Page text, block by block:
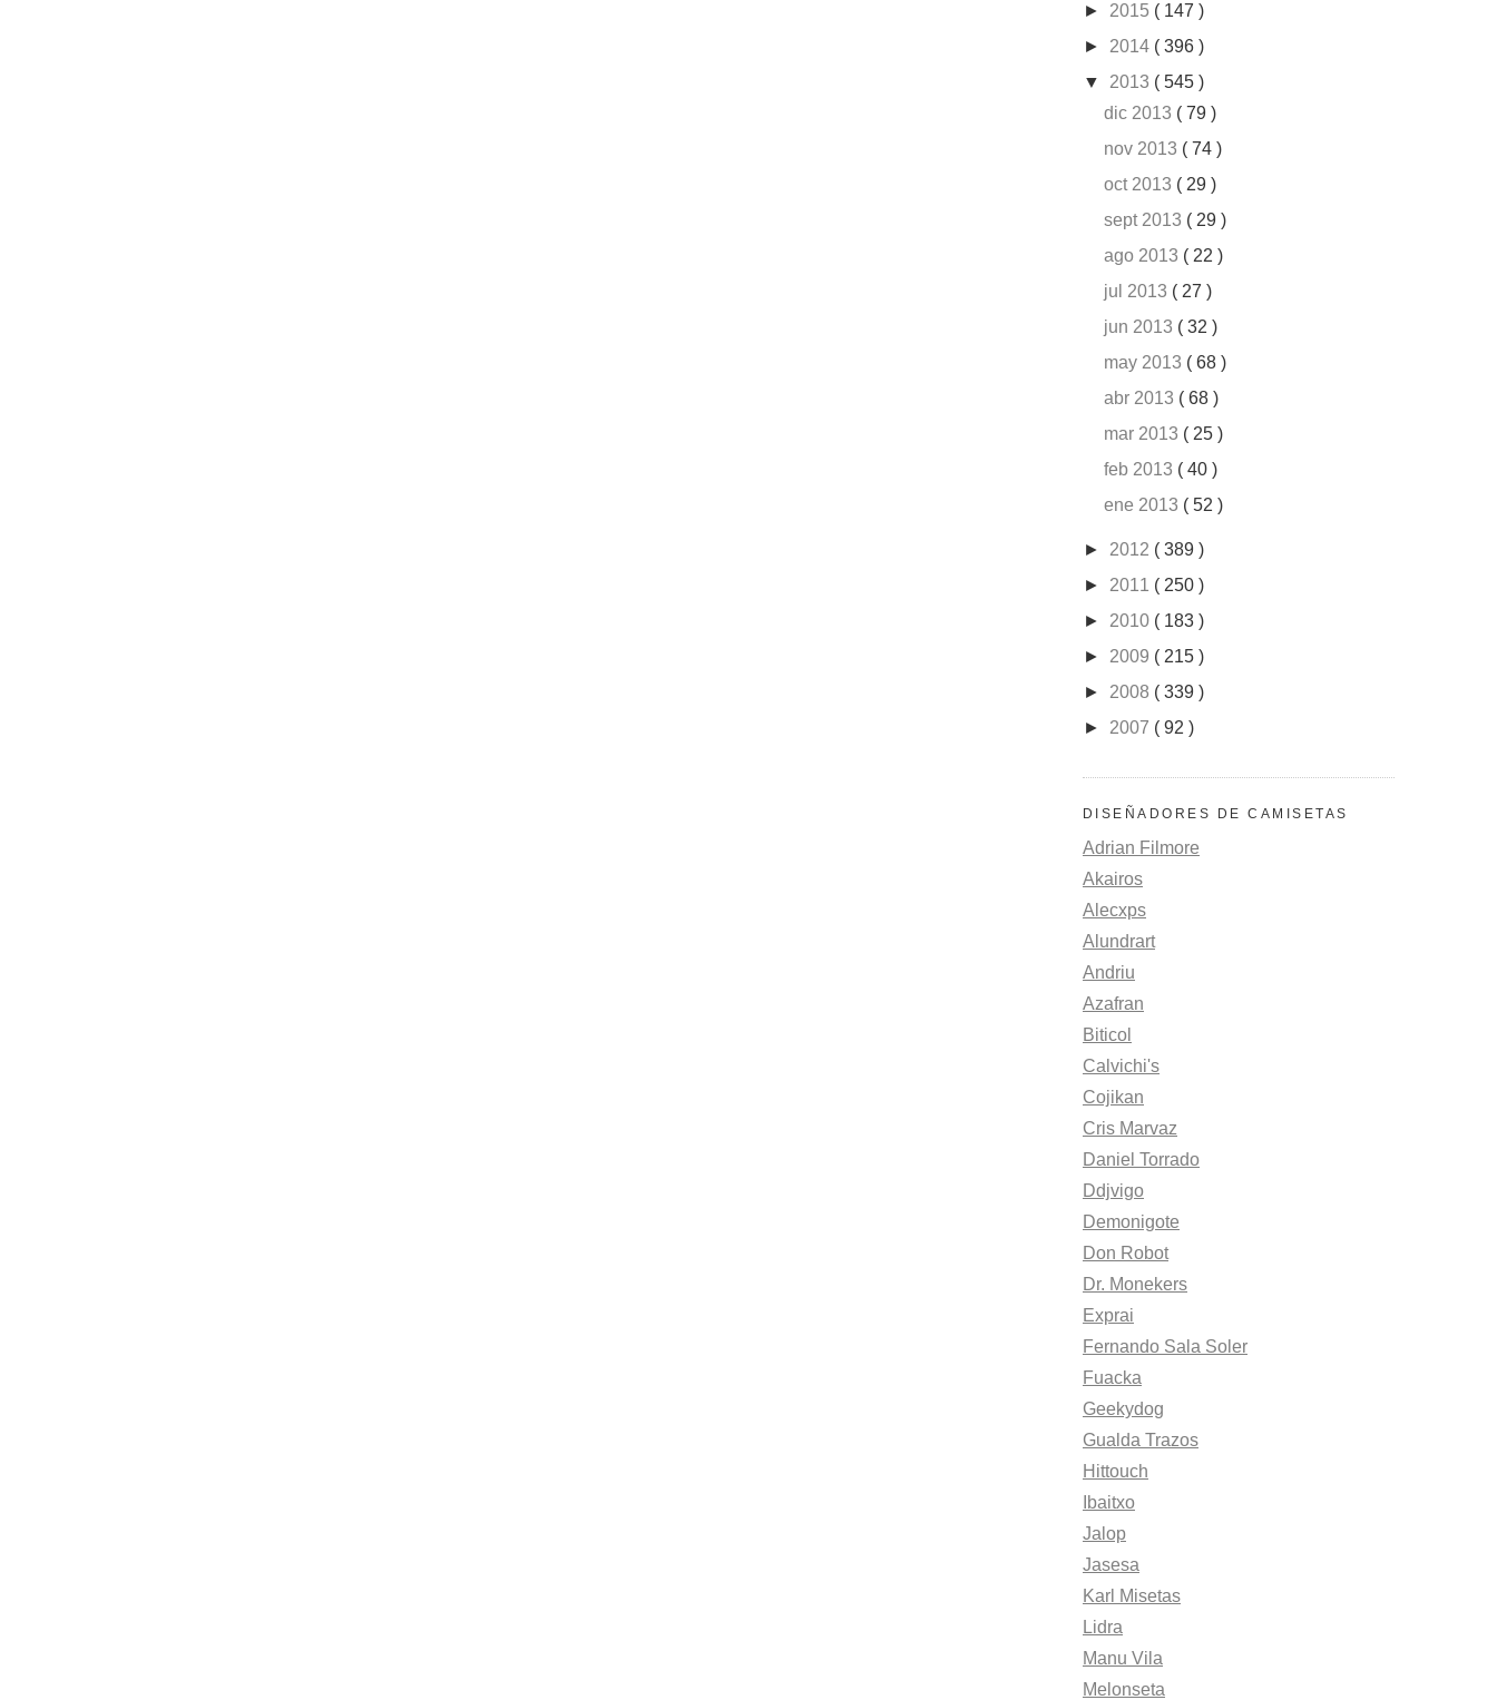
► 2015 ( 147 )
► 2014 ( 396 )
▼ 2013 ( 545 )
dic 2013 ( 79 )
nov 2013 ( 74 )
oct 2013 ( 29 )
sept 2013 ( 29 )
ago 2013 ( 22 )
jul 2013 ( 27 )
jun 2013 ( 32 )
may 2013 ( 68 )
abr 2013 ( 68 )
mar 2013 ( 25 )
feb 2013 ( 40 )
ene 2013 ( 52 )
► 2012 ( 389 )
► 2011 ( 250 )
► 2010 ( 183 )
► 2009 ( 215 )
► 2008 ( 339 )
► 2007 ( 92 )
DISEÑADORES DE CAMISETAS
Adrian Filmore
Akairos
Alecxps
Alundrart
Andriu
Azafran
Biticol
Calvichi's
Cojikan
Cris Marvaz
Daniel Torrado
Ddjvigo
Demonigote
Don Robot
Dr. Monekers
Exprai
Fernando Sala Soler
Fuacka
Geekydog
Gualda Trazos
Hittouch
Ibaitxo
Jalop
Jasesa
Karl Misetas
Lidra
Manu Vila
Melonseta